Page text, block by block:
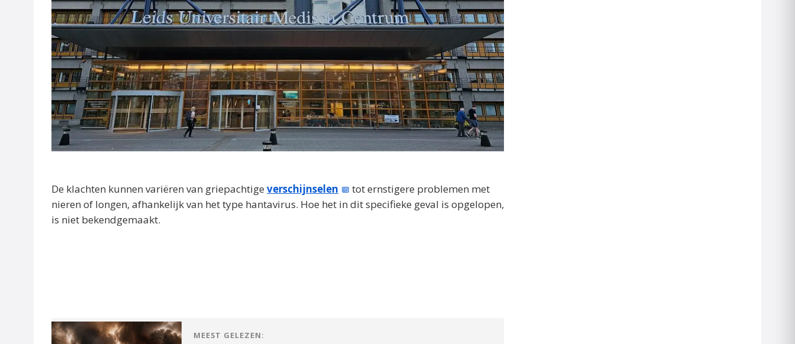
De klachten kunnen variëren van griepachtige verschijnselen
tot ernstigere problemen met
nieren of longen, afhankelijk van het type hantavirus. Hoe het in dit specifieke geval is opgelopen,
is niet bekendgemaakt.
MEEST GELEZEN: